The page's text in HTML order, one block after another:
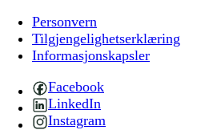
Personvern
Tilgjengelighetserklæring
Informasjonskapsler
Facebook
LinkedIn
Instagram